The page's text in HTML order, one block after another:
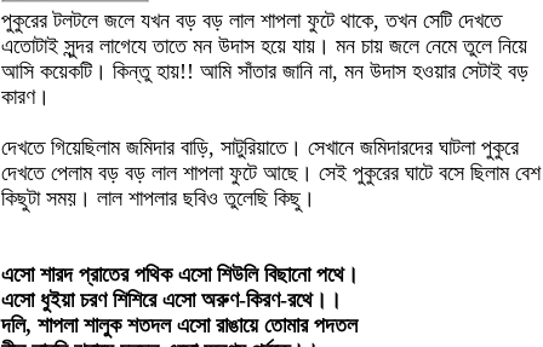
পুকুরের টলটলে জলে যখন বড় বড় লাল শাপলা ফুটে থাকে, তখন সেটি দেখতে
এতোটাই সুন্দর লাগেযে তাতে মন উদাস হয়ে যায়। মন চায় জলে নেমে তুলে নিয়ে
আসি কয়েকটি। কিন্তু হায়!! আমি সাঁতার জানি না, মন উদাস হওয়ার সেটাই বড়
কারণ।
দেখতে গিয়েছিলাম জমিদার বাড়ি, সাটুরিয়াতে। সেখানে জমিদারদের ঘাটলা পুকুরে
দেখতে পেলাম বড় বড় লাল শাপলা ফুটে আছে। সেই পুকুরের ঘাটে বসে ছিলাম বেশ
কিছুটা সময়। লাল শাপলার ছবিও তুলেছি কিছু।
এসো শারদ প্রাতের পথিক এসো শিউলি বিছানো পথে।
এসো ধুইয়া চরণ শিশিরে এসো অরুণ-কিরণ-রথে।।
দলি, শাপলা শালুক শতদল এসো রাঙায়ে তোমার পদতল